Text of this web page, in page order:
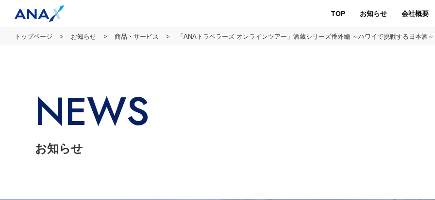
TOP お知らせ 会社概要
トップページ お知らせ 商品・サービス 「ANAトラベラーズ オンラインツアー」酒蔵シリーズ番外編 ～ハワイで挑戦する日本酒～
NEWS
お知らせ